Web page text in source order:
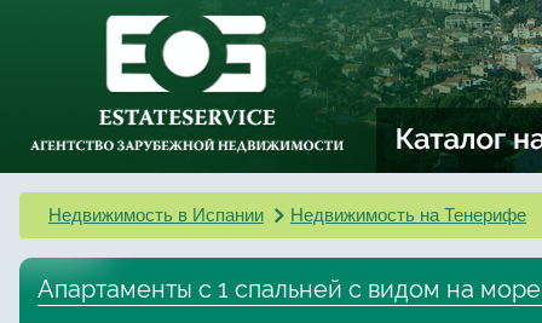
Недвижимость в Испании Недвижимость на Тенерифе
Апартаменты с 1 спальней с видом на